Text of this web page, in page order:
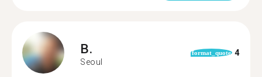
B.
Seoul
format_quote 4